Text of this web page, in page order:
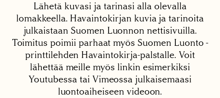
Lähetä kuvasi ja tarinasi alla olevalla
lomakkeella. Havaintokirjan kuvia ja tarinoita
julkaistaan Suomen Luonnon nettisivuilla.
Toimitus poimii parhaat myös Suomen Luonto -
printtilehden Havaintokirja-palstalle. Voit
lähettää meille myös linkin esimerkiksi
Youtubessa tai Vimeossa julkaisemaasi
luontoaiheiseen videoon.